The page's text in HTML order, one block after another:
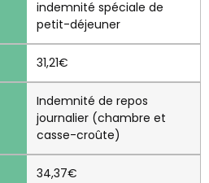
indemnité spéciale de
petit-déjeuner
31,21€
Indemnité de repos
journalier (chambre et
casse-croûte)
34,37€